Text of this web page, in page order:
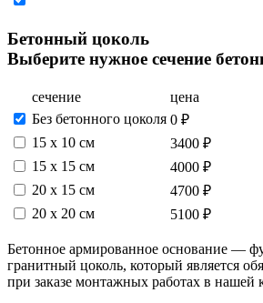
Бетонный цоколь
Выберите нужное сечение
сечение
цена
Без бетонного цоколя 0 ₽
15 х 10 см
3400 ₽
15 x 15 см
4000 ₽
20 x 15 см
4700 ₽
20 x 20 см
5100 ₽
Бетонное армированное основание —
гранитный цоколь, который является
при заказе монтажных работах в нашей